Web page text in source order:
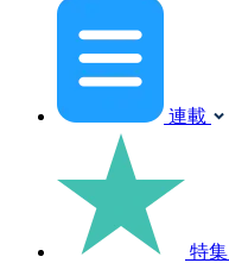
連載
特集